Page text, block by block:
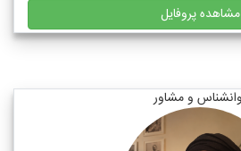
مشاهده پروفایل
و مشاور